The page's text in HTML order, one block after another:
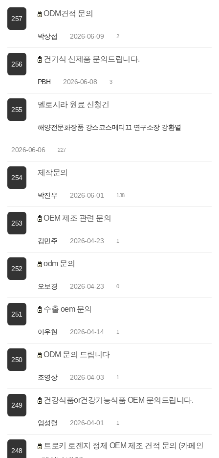
257
ODM견적 문의
박상섭 2026-06-09 2
256
건기식 신제품 문의드립니다.
PBH 2026-06-08 3
255
멜로시라 원료 신청건
해양전문화장품 강스코스메티끄 연구소장 강환열
2026-06-06 227
254
제작문의
박진우 2026-06-01 138
253
OEM 제조 관련 문의
김민주 2026-04-23 1
252
odm 문의
오보경 2026-04-23 0
251
수출 oem 문의
이우현 2026-04-14 1
250
ODM 문의 드립니다
조영상 2026-04-03 1
249
건강식품or건강기능식품 OEM 문의드립니다.
엄성렬 2026-04-01 1
248
트로키 로젠지 정제 OEM 제조 견적 문의 (카페인